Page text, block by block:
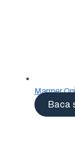
Marmer
Baca